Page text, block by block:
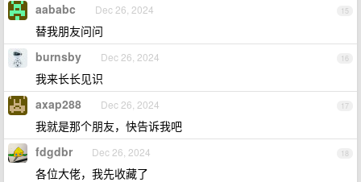
15
aababc Dec 26, 2024
替我朋友问问
16
burnsby Dec 26, 2024
我来长长见识
17
axap288 Dec 26, 2024
我就是那个朋友，快告诉我吧
18
fdgdbr Dec 26, 2024
各位大佬，我先收藏了